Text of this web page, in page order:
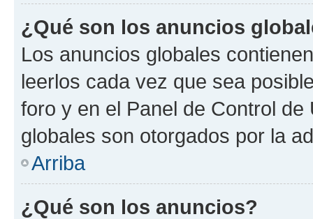
¿Qué son los anuncios
Los anuncios globales
leerlos cada vez que sea
foro y en el Panel de Control
globales son otorgados por la
Arriba
¿Qué son los anuncios?